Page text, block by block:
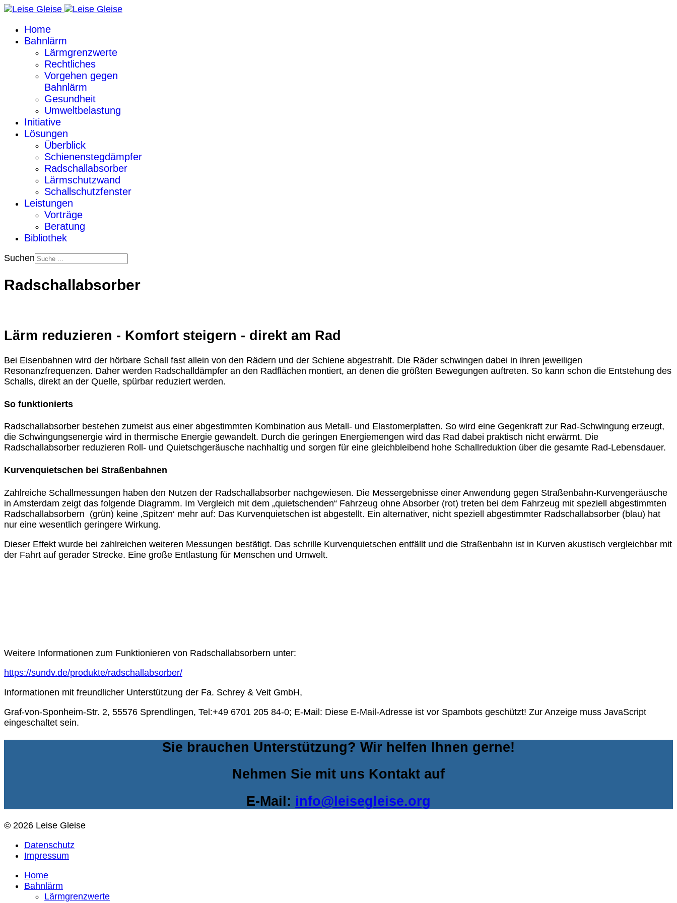
Home
Bahnlärm
Lärmgrenzwerte
Rechtliches
Vorgehen gegen
Bahnlärm
Gesundheit
Umweltbelastung
Initiative
Lösungen
Überblick
Schienenstegdämpfer
Radschallabsorber
Lärmschutzwand
Schallschutzfenster
Leistungen
Vorträge
Beratung
Bibliothek
Suchen
Radschallabsorber
Lärm reduzieren - Komfort steigern - direkt am Rad
Bei Eisenbahnen wird der hörbare Schall fast allein von den Rädern und der Schiene abgestrahlt. Die Räder schwingen dabei in ihren jeweiligen
Resonanzfrequenzen. Daher werden Radschalldämpfer an den Radflächen montiert, an denen die größten Bewegungen auftreten. So kann schon die Entstehung des
Schalls, direkt an der Quelle, spürbar reduziert werden.
So funktionierts
Radschallabsorber bestehen zumeist aus einer abgestimmten Kombination aus Metall- und Elastomerplatten. So wird eine Gegenkraft zur Rad-Schwingung erzeugt,
die Schwingungsenergie wird in thermische Energie gewandelt. Durch die geringen Energiemengen wird das Rad dabei praktisch nicht erwärmt. Die
Radschallabsorber reduzieren Roll- und Quietschgeräusche nachhaltig und sorgen für eine gleichbleibend hohe Schallreduktion über die gesamte Rad-Lebensdauer.
Kurvenquietschen bei Straßenbahnen
Zahlreiche Schallmessungen haben den Nutzen der Radschallabsorber nachgewiesen. Die Messergebnisse einer Anwendung gegen Straßenbahn-Kurvengeräusche
in Amsterdam zeigt das folgende Diagramm. Im Vergleich mit dem „quietschenden“ Fahrzeug ohne Absorber (rot) treten bei dem Fahrzeug mit speziell abgestimmten
Radschallabsorbern (grün) keine ‚Spitzen‘ mehr auf: Das Kurvenquietschen ist abgestellt. Ein alternativer, nicht speziell abgestimmter Radschallabsorber (blau) hat
nur eine wesentlich geringere Wirkung.
Dieser Effekt wurde bei zahlreichen weiteren Messungen bestätigt. Das schrille Kurvenquietschen entfällt und die Straßenbahn ist in Kurven akustisch vergleichbar mit
der Fahrt auf gerader Strecke. Eine große Entlastung für Menschen und Umwelt.
Weitere Informationen zum Funktionieren von Radschallabsorbern unter:
https://sundv.de/produkte/radschallabsorber/
Informationen mit freundlicher Unterstützung der Fa. Schrey & Veit GmbH,
Graf-von-Sponheim-Str. 2, 55576 Sprendlingen, Tel:+49 6701 205 84-0; E-Mail: Diese E-Mail-Adresse ist vor Spambots geschützt! Zur Anzeige muss JavaScript
eingeschaltet sein.
Sie brauchen Unterstützung? Wir helfen Ihnen gerne!
Nehmen Sie mit uns Kontakt auf
E-Mail: info@leisegleise.org
© 2026 Leise Gleise
Datenschutz
Impressum
Home
Bahnlärm
Lärmgrenzwerte